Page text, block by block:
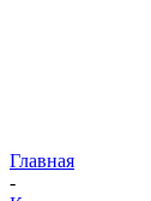
Главная
-